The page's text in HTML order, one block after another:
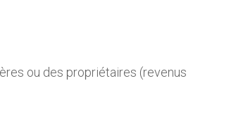
ou des propriétaires (revenus